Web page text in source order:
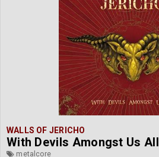
WALLS OF JERICHO
With Devils Amongst Us All
metalcore